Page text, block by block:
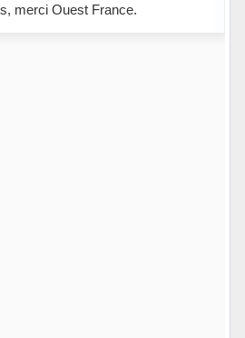
merci Ouest France.